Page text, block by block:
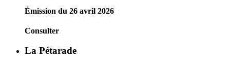
Émission du 26 avril 2026
Consulter
La Pétarade